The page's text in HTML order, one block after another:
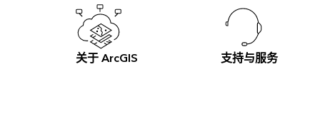
关于 ArcGIS 支持与服务